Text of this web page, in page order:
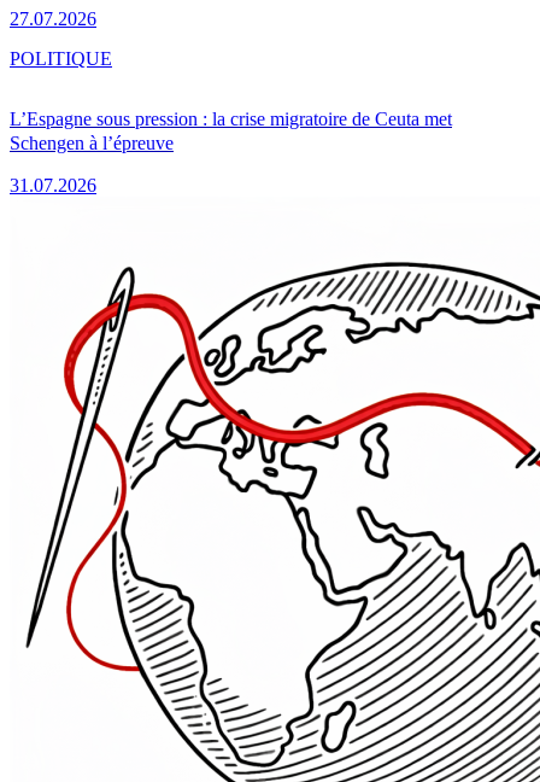
27.07.2026
L’Espagne sous pression : la crise migratoire de Ceuta met
Schengen à l’épreuve
31.07.2026
POLITIQUE